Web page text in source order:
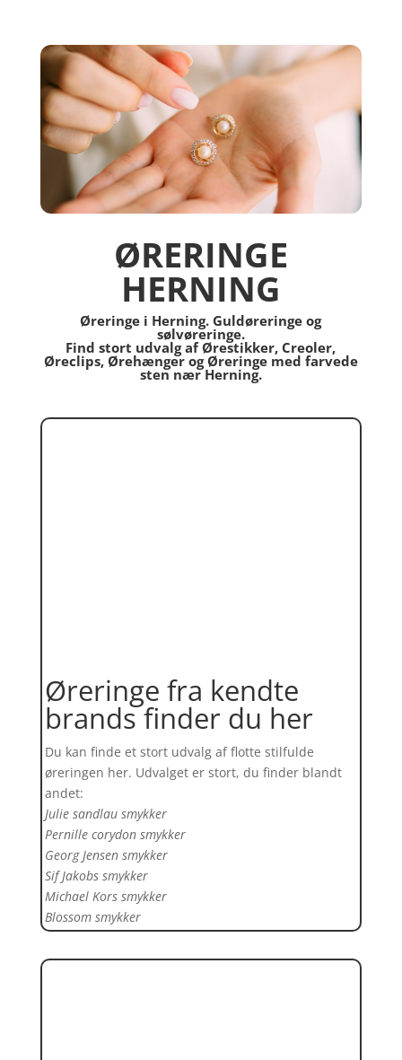
ØRERINGE
HERNING
Øreringe i Herning. Guldøreringe og
sølvøreringe.
Find stort udvalg af Ørestikker, Creoler,
Øreclips, Ørehænger og Øreringe med farvede
sten nær Herning.
Øreringe fra kendte
brands finder du her
Du kan finde et stort udvalg af flotte stilfulde
øreringen her. Udvalget er stort, du finder blandt
andet:
Julie sandlau smykker
Pernille corydon smykker
Georg Jensen smykker
Sif Jakobs smykker
Michael Kors smykker
Blossom smykker